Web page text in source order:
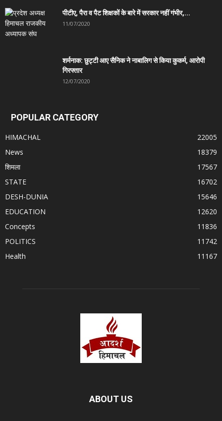
पीटीए, पैरा व पैट शिक्षकों के बारे में सरकार नहीं गंभीर,...
11/07/2020
शर्मनाक: छुट्टी आए सैनिक ने नाबालिग से किया कुकर्म, आरोपी
गिरफ्तार
12/07/2020
POPULAR CATEGORY
HIMACHAL
22005
News
18379
शिमला
17567
STATE
16702
DESH-DUNIA
15646
EDUCATION
12620
Concepts
11836
POLITICS
11742
Health
11167
ABOUT US